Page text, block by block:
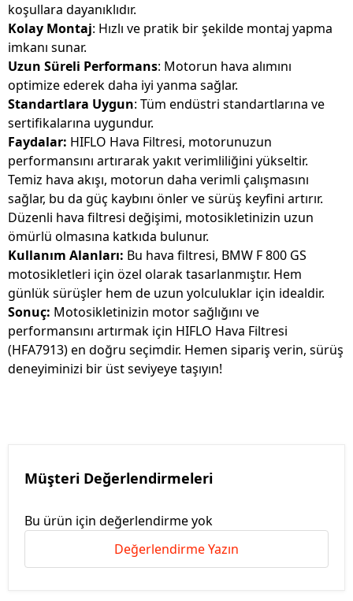
koşullara dayanıklıdır.
Kolay Montaj: Hızlı ve pratik bir şekilde montaj yapma
imkanı sunar.
Uzun Süreli Performans: Motorun hava alımını
optimize ederek daha iyi yanma sağlar.
Standartlara Uygun: Tüm endüstri standartlarına ve
sertifikalarına uygundur.
Faydalar: HIFLO Hava Filtresi, motorunuzun
performansını artırarak yakıt verimliliğini yükseltir.
Temiz hava akışı, motorun daha verimli çalışmasını
sağlar, bu da güç kaybını önler ve sürüş keyfini artırır.
Düzenli hava filtresi değişimi, motosikletinizin uzun
ömürlü olmasına katkıda bulunur.
Kullanım Alanları: Bu hava filtresi, BMW F 800 GS
motosikletleri için özel olarak tasarlanmıştır. Hem
günlük sürüşler hem de uzun yolculuklar için idealdir.
Sonuç: Motosikletinizin motor sağlığını ve
performansını artırmak için HIFLO Hava Filtresi
(HFA7913) en doğru seçimdir. Hemen sipariş verin, sürüş
deneyiminizi bir üst seviyeye taşıyın!
Müşteri Değerlendirmeleri
Bu ürün için değerlendirme yok
Değerlendirme Yazın